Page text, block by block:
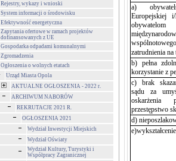
Rejestry, wykazy i wnioski
System informacji o środowisku
Efektywność energetyczna
Zapytania ofertowe w ramach projektów
dofinansowanych z UE
Gospodarka odpadami komunalnymi
Zgromadzenia
Ogłoszenia o wolnych etatach
Urząd Miasta Opola
AKTUALNE OGŁOSZENIA - 2022 r.
ARCHIWUM NABORÓW
REKRUTACJE 2021 R.
OGŁOSZENIA 2021
Wydział Inwestycji Miejskich
Wydział Oświaty
Wydział Kultury, Turystyki i
Współpracy Zagranicznej
a)
Europejskiej
zatrudnienia
b) pełna
korzystanie z
c) brak
sądu za
oskarżenia
przestępstwo
d)